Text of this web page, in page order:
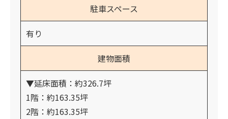
駐車スペース
有り
建物面積
▼延床面積：約326.7坪
1階：約163.35坪
2階：約163.35坪